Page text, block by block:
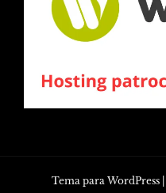
Tema para WordPress